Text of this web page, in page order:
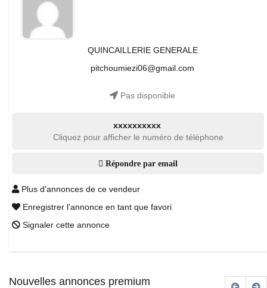
QUINCAILLERIE GENERALE
pitchoumiezi06@gmail.com
Pas disponible
xxxxxxxxxx
Cliquez pour afficher le numéro de téléphone
Répondre par email
Plus d'annonces de ce vendeur
Enregistrer l'annonce en tant que favori
Signaler cette annonce
Nouvelles annonces premium